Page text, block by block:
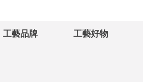
工藝品牌 工藝好物